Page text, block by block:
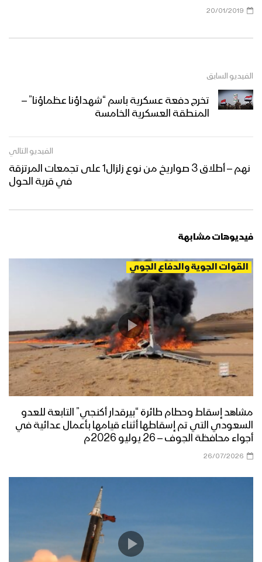
20/01/2019
الفيديو السابق
تخرج دفعة عسكرية باسم “شهداؤنا عظماؤنا” –
المنطقة العسكرية الخامسة
الفيديو التالي
نهم – أطلاق 3 صواريخ من نوع زلزال1 على تجمعات المرتزقة
في قرية الحول
فيديوهات مشابهة
القوات الجوية والدفاع الجوي
مشاهد إسقاط وحطام طائرة “بيرقدار أكنجي” التابعة للعدو
السعودي التي تم إسقاطها أثناء قيامها بأعمال عدائية في
أجواء محافظة الجوف – 26 يوليو 2026م
26/07/2026